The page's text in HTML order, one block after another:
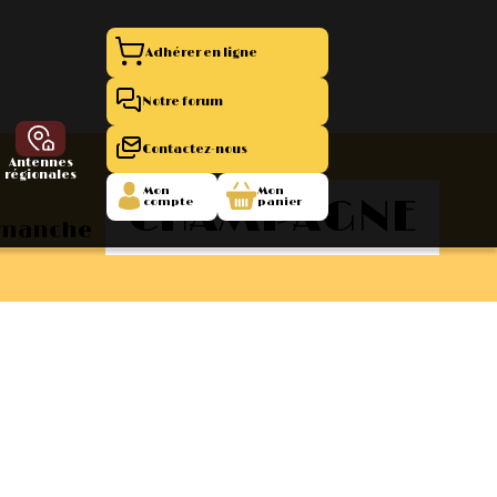
Antennes
régionales
Adhérer en ligne
Notre forum
Contactez-nous
Mon
compte
Mon
panier
CHAMPAGNE